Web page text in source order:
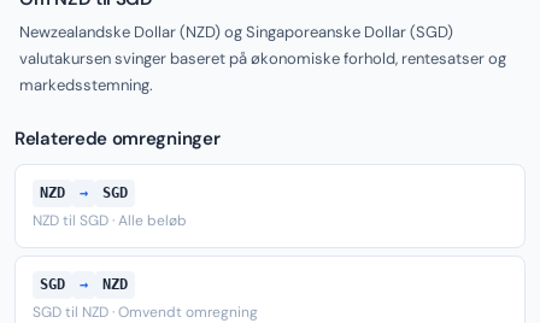
Newzealandske Dollar (NZD) og Singaporeanske Dollar (SGD)
valutakursen svinger baseret på økonomiske forhold, rentesatser og
markedsstemning.
Relaterede omregninger
NZD → SGD
NZD til SGD · Alle beløb
SGD → NZD
SGD til NZD · Omvendt omregning